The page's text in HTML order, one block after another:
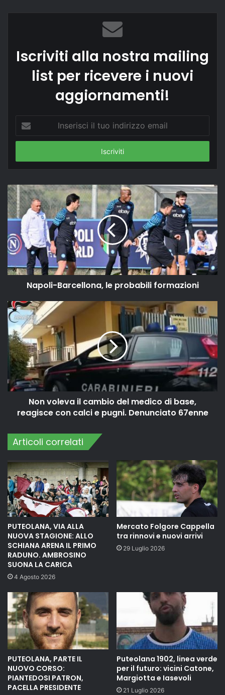
Iscriviti alla nostra mailing
list per ricevere i nuovi
aggiornamenti!
tuo
email
Napoli-Barcellona, le probabili formazioni
Non voleva il cambio del medico di base,
reagisce con calci e pugni. Denunciato 67enne
Articoli correlati
PUTEOLANA, VIA ALLA
NUOVA STAGIONE: ALLO
SCHIANA ARENA IL PRIMO
RADUNO. AMBROSINO
SUONA LA CARICA
4 Agosto 2026
Mercato Folgore Cappella
tra rinnovi e nuovi arrivi
29 Luglio 2026
PUTEOLANA, PARTE IL
NUOVO CORSO:
PIANTEDOSI PATRON,
PACELLA PRESIDENTE
Puteolana 1902, linea verde
per il futuro: vicini Catone,
Margiotta e Iasevoli
21 Luglio 2026